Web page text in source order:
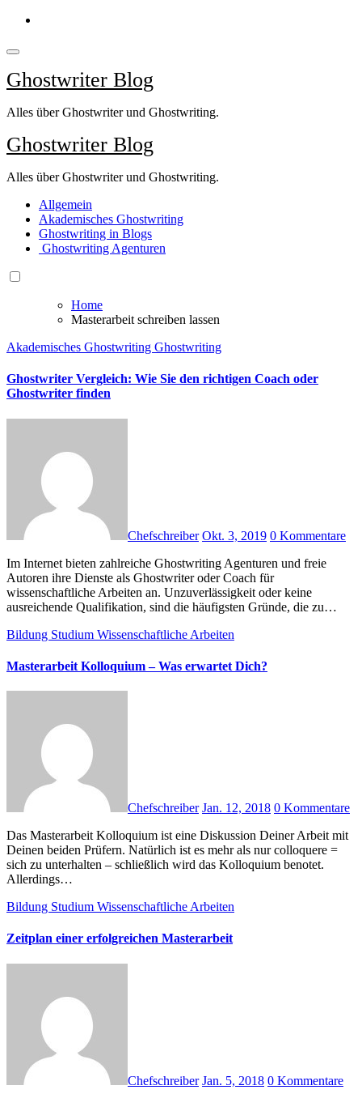
Springe
Inhalt
Ghostwriter Blog
Alles über Ghostwriter und Ghostwriting.
Ghostwriter Blog
Alles über Ghostwriter und Ghostwriting.
Allgemein
Akademisches Ghostwriting
Ghostwriting in Blogs
Ghostwriting Agenturen
Home
Masterarbeit schreiben lassen
Akademisches Ghostwriting Ghostwriting
Ghostwriter Vergleich: Wie Sie den richtigen Coach oder
Ghostwriter finden
Chefschreiber Okt. 3, 2019 0 Kommentare
Im Internet bieten zahlreiche Ghostwriting Agenturen und freie
Autoren ihre Dienste als Ghostwriter oder Coach für
wissenschaftliche Arbeiten an. Unzuverlässigkeit oder keine
ausreichende Qualifikation, sind die häufigsten Gründe, die zu…
Bildung Studium Wissenschaftliche Arbeiten
Masterarbeit Kolloquium – Was erwartet Dich?
Chefschreiber Jan. 12, 2018 0 Kommentare
Das Masterarbeit Kolloquium ist eine Diskussion Deiner Arbeit mit
Deinen beiden Prüfern. Natürlich ist es mehr als nur colloquere =
sich zu unterhalten – schließlich wird das Kolloquium benotet.
Allerdings…
Bildung Studium Wissenschaftliche Arbeiten
Zeitplan einer erfolgreichen Masterarbeit
Chefschreiber Jan. 5, 2018 0 Kommentare